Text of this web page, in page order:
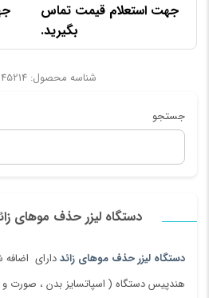
جستجو
دستگاه لیزر حذف موهای
دستگاه لیزر حذف موهای زائددارای
هندپیس دستگاه ( اسپاتسایز بدن ، صورت
ایمیل *
جهت استعلام قیمت تماس
بگیرید.
شناسه محصول: 90f3c9145214